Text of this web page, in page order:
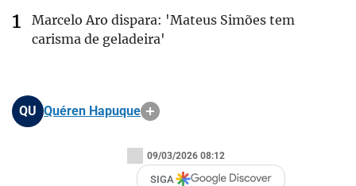
Marcelo Aro dispara: 'Mateus Simões tem
carisma de geladeira'
QU Quéren Hapuque
09/03/2026 08:12
SIGA